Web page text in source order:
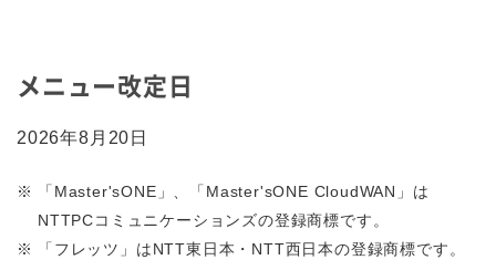
メニュー改定日
2026年8月20日
※
「Master'sONE」、「Master'sONE CloudWAN」は
NTTPCコミュニケーションズの登録商標です。
※
「フレッツ」はNTT東日本・NTT西日本の登録商標です。